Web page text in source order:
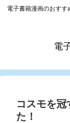
電子書籍漫画のおす
電
コスモを
た！